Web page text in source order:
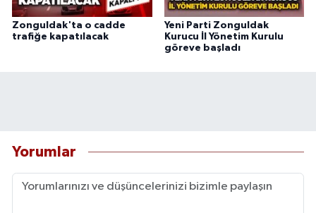
Zonguldak'ta o cadde
trafiğe kapatılacak
Yeni Parti Zonguldak
Kurucu İl Yönetim Kurulu
göreve başladı
Yorumlar